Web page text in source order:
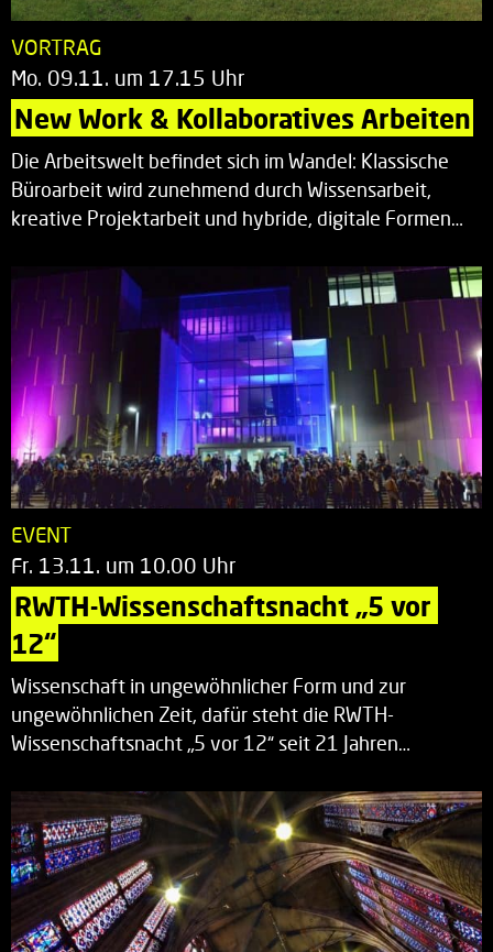
VORTRAG
Mo. 09.11. um 17.15 Uhr
New Work & Kollaboratives Arbeiten
Die Arbeitswelt befindet sich im Wandel: Klassische
Büroarbeit wird zunehmend durch Wissensarbeit,
kreative Projektarbeit und hybride, digitale Formen…
EVENT
Fr. 13.11. um 10.00 Uhr
RWTH-Wissenschaftsnacht „5 vor
12“
Wissenschaft in ungewöhnlicher Form und zur
ungewöhnlichen Zeit, dafür steht die RWTH-
Wissenschaftsnacht „5 vor 12“ seit 21 Jahren…